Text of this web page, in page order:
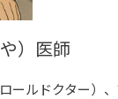
）医師
ールドクター）